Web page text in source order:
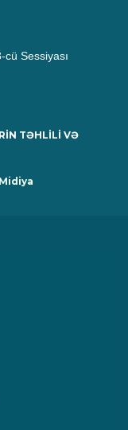
Sessiyası
TƏHLİLİ VƏ
Midiya